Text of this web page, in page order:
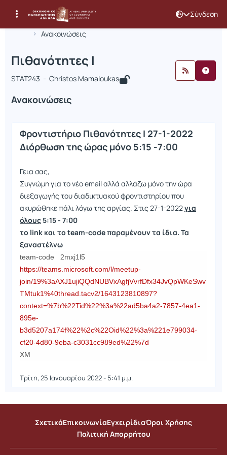
Σύνδεση
Αρχική Σελίδα
Ανακοινώσεις
Μάθημα : Πιθανότητες Ι
Κωδικός : STAT243
Πιθανότητες Ι
STAT243 - Christos Mamaloukas
Ανακοινώσεις
Φροντιστήριο Πιθανότητες Ι 27-1-2022
Διόρθωση της ώρας μόνο 5:15 -7:00
Γεια σας,
Συγνώμη για το νέο email αλλά αλλάζω μόνο την ώρα
διεξαγωγής του διαδικτυακού φροντιστηρίου που
ακυρώθηκε πάλι λόγω της αργίας. Στις 27-1-2022για
όλους 5:15 - 7:00
το link και το team-code παραμένουν τα ίδια. Τα
ξαναστέλνω
team-code 2mxj1l5
https://teams.microsoft.com/l/meetup-
join/19%3aAXJ1ujiQQdNUBVxAgfjVvrfDfx34JvQpWKeSwv
TMtuk1%40thread.tacv2/1643123810897?
context=%7b%22Tid%22%3a%22ad5ba4a2-7857-4ea1-
895e-
b3d5207a174f%22%2c%22Oid%22%3a%221e799034-
cf20-4d80-9eba-c3031cc989ed%22%7d
XM
Τρίτη, 25 Ιανουαρίου 2022 - 5:41 μ.μ.
ΣχετικάΕπικοινωνίαΕγχειρίδιαΌροι Χρήσης
Πολιτική Απορρήτου